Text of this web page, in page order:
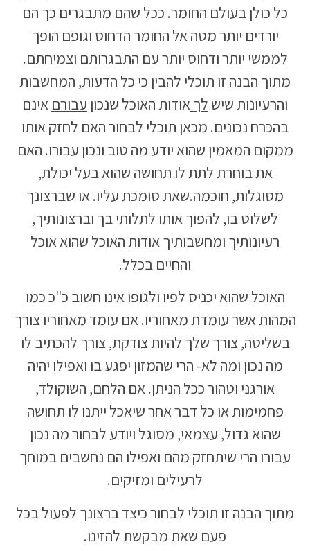
כל כולן בעולם החומר. ככל שהם מתבגרים כך הם
יורדים יותר מטה אל החומר הדחוס וגופם הופך
לממשי יותר ודחוס יותר עם התבגרותם וצמיחתם.
מתוך הבנה זו תוכלי להבין כי כל הדעות, המחשבות
והרעיונות שיש לךאודות האוכל שנכון עבורם אינם
בהכרח נכונים. מכאן תוכלי לבחור האם לחזק אותו
ממקום המאמין שהוא יודע מה טוב ונכון עבורו. האם
את בוחרת לתת לו תחושה שהוא בעל יכולת,
מסוגלות, חוכמה.שאת סומכת עליו. או שברצונך
לשלוט בו, להפוך אותו לתלותי בך וברצונותיך,
רעיונותיך ומחשבותיך אודות האוכל שהוא אוכל
והחיים בכלל.
האוכל שהוא יכניס לפיו ולגופו אינו חשוב כ"כ כמו
המהות אשר עומדת מאחוריו. אם עומד מאחוריו צורך
בשליטה, צורך שלך להיות צודקת, צורך להכתיב לו
מה נכון ומה לא- הרי שהמזון יפגע בו ואפילו יהיה
אורגני וטהור ככל הניתן. אם הלחם, השוקולד,
פחמימות או כל דבר אחר שיאכל ייתנו לו תחושה
שהוא גדול, עצמאי, מסוגל ויודע לבחור מה נכון
עבורו הרי שיתחזק מהם ואפילו הם נחשבים במוחך
לרעילים ומזיקים.
מתוך הבנה זו תוכלי לבחור כיצד ברצונך לפעול בכל
פעם שאת מבקשת להזינו.